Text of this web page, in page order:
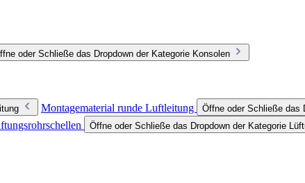
oder Schließe das Dropdown der Kategorie Konsolen
Montagematerial runde Luftleitung
Öffne oder Schließe das
Öffne oder Schließe das Dropdown der Kategorie